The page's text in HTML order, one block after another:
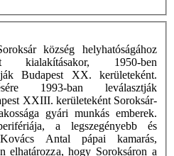
község helyhatóságához
kialakításakor, 1950-ben
Budapest XX. kerületeként.
1993-ban leválasztják
XXIII. kerületeként Soroksár-
gyári munkás emberek.
a legszegényebb és
Antal pápai kamarás,
elhatározza, hogy Soroksáron a